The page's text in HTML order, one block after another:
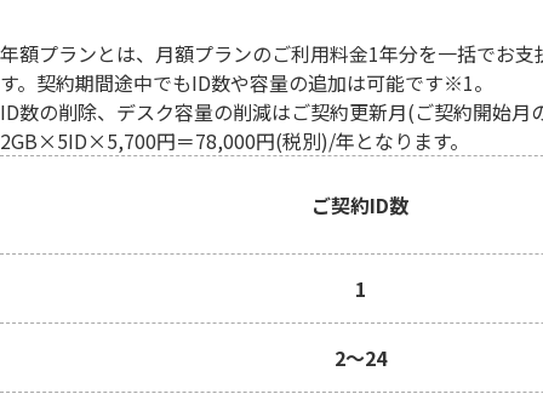
年額プランとは、月額プランのご利用料金1年分を一括でお
す。契約期間途中でもID数や容量の追加は可能です※1。
ID数の削除、デスク容量の削減はご契約更新月(ご契約開始
2GB×5ID×5,700円＝78,000円(税別)/年となります。
ご契約ID数
1
2～24